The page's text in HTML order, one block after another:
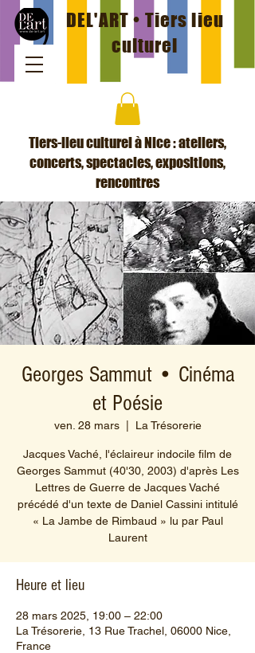
DEL'ART • Tiers lieu
culturel
Tiers-lieu culturel à Nice : ateliers,
concerts, spectacles, expositions,
rencontres
Georges Sammut • Cinéma
et Poésie
ven. 28 mars
  |
La Trésorerie
Jacques Vaché, l'éclaireur indocile film de
Georges Sammut (40'30, 2003) d'après Les
Lettres de Guerre de Jacques Vaché
précédé d'un texte de Daniel Cassini intitulé
« La Jambe de Rimbaud » lu par Paul
Laurent
Heure et lieu
28 mars 2025, 19:00 – 22:00
La Trésorerie, 13 Rue Trachel, 06000 Nice,
France